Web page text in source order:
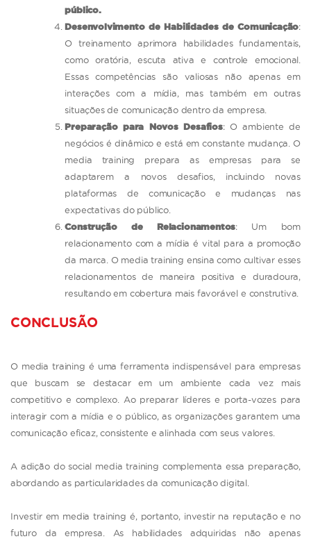
público.
Desenvolvimento de Habilidades de Comunicação:
O treinamento aprimora habilidades fundamentais,
como oratória, escuta ativa e controle emocional.
Essas competências são valiosas não apenas em
interações com a mídia, mas também em outras
situações de comunicação dentro da empresa.
Preparação para Novos Desafios: O ambiente de
negócios é dinâmico e está em constante mudança. O
media training prepara as empresas para se
adaptarem a novos desafios, incluindo novas
plataformas de comunicação e mudanças nas
expectativas do público.
Construção de Relacionamentos: Um bom
relacionamento com a mídia é vital para a promoção
da marca. O media training ensina como cultivar esses
relacionamentos de maneira positiva e duradoura,
resultando em cobertura mais favorável e construtiva.
CONCLUSÃO
O media training é uma ferramenta indispensável para empresas
que buscam se destacar em um ambiente cada vez mais
competitivo e complexo. Ao preparar líderes e porta-vozes para
interagir com a mídia e o público, as organizações garantem uma
comunicação eficaz, consistente e alinhada com seus valores.
A adição do social media training complementa essa preparação,
abordando as particularidades da comunicação digital.
Investir em media training é, portanto, investir na reputação e no
futuro da empresa. As habilidades adquiridas não apenas